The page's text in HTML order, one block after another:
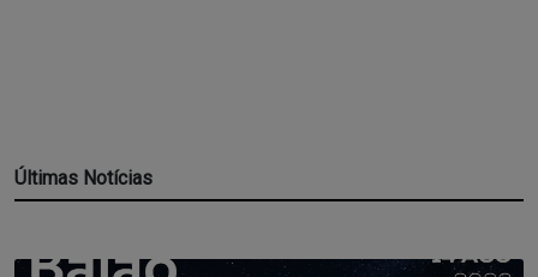
Últimas Notícias